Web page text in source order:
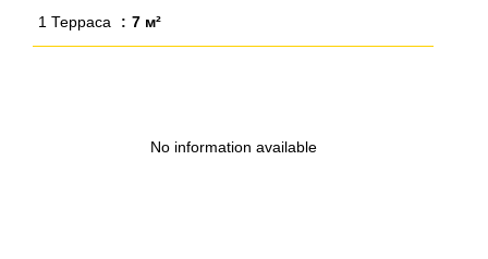
1 Терраса 7 м²
No information available